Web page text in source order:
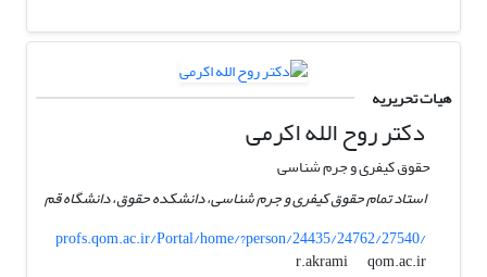
هیات تحریریه
دکتر روح الله اکرمی
حقوق کیفری و جرم شناسی
استاد تمام حقوق کیفری و جرم شناسی، دانشکده حقوق، دانشگاه قم
profs.qom.ac.ir/Portal/home/?person/24435/24762/27540/
r.akrami
qom.ac.ir